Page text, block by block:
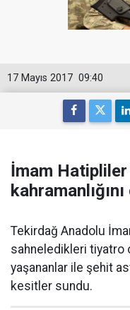
09:40
17 Mayıs 2017
İmam
Tekirdağ Anadolu
sahneledikleri tiyatro
yaşananlar ile şehit
kesitler sundu.